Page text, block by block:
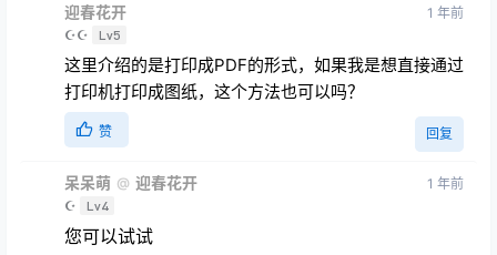
迎春花开
☪☪ Lv5
1 年前
这里介绍的是打印成PDF的形式，如果我是想直接通过
打印机打印成图纸，这个方法也可以吗？
赞 回复
呆呆萌 @ 迎春花开
☪ Lv4
1 年前
您可以试试